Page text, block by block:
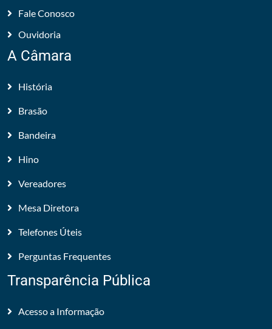
Fale Conosco
Ouvidoria
A Câmara
História
Brasão
Bandeira
Hino
Vereadores
Mesa Diretora
Telefones Úteis
Perguntas Frequentes
Transparência Pública
Acesso a Informação